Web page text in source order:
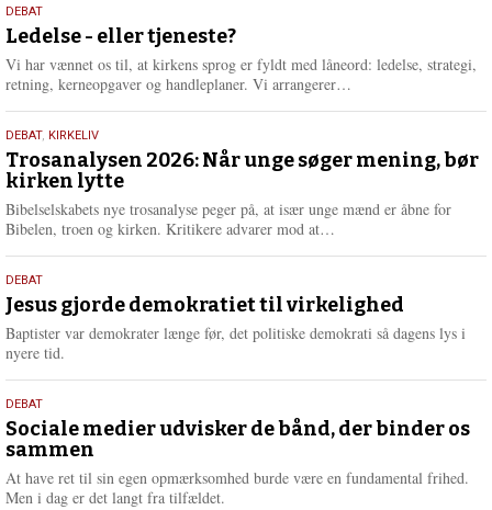
e
r
e
10.
juni
2026
DEBAT
Ledelse - eller tjeneste?
Vi har vænnet os til, at kirkens sprog er fyldt med låneord: ledelse, strategi,
retning, kerneopgaver og handleplaner. Vi arrangerer…
e
2.
juni
2026
DEBAT, KIRKELIV
Trosanalysen 2026: Når unge søger mening, bør
kirken lytte
Bibelselskabets nye trosanalyse peger på, at især unge mænd er åbne for
Bibelen, troen og kirken. Kritikere advarer mod at…
e
r
18.
maj
2026
DEBAT
Jesus gjorde demokratiet til virkelighed
Baptister var demokrater længe før, det politiske demokrati så dagens lys i
nyere tid.
18.
maj
2026
DEBAT
Sociale medier udvisker de bånd, der binder os
sammen
At have ret til sin egen opmærksomhed burde være en fundamental frihed.
Men i dag er det langt fra tilfældet.